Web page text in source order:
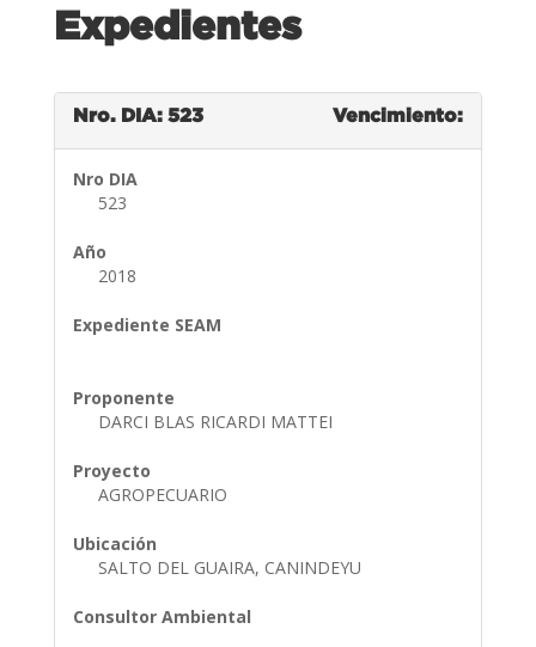
Expedientes
Nro. DIA: 523 Vencimiento:
Nro DIA
523
Año
2018
Expediente SEAM
Proponente
DARCI BLAS RICARDI MATTEI
Proyecto
AGROPECUARIO
Ubicación
SALTO DEL GUAIRA, CANINDEYU
Consultor Ambiental